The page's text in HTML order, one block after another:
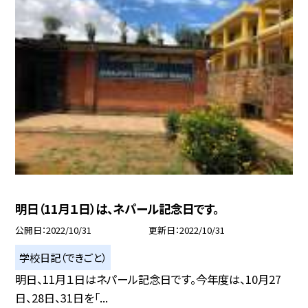
明日（11月１日）は、ネパール記念日です。
公開日 2022/10/31 更新日 2022/10/31
学校日記（できごと）
明日、11月１日はネパール記念日です。今年度は、10月27
日、28日、31日を「...